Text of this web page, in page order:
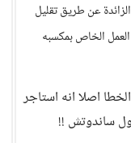
عن طريق تقليل
الخاص بمكسبه
اصلا انه استاجر
ساندوتش !!